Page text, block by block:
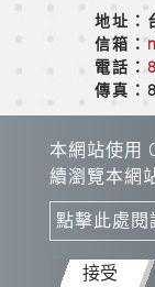
本網站使用
續瀏覽本網
點擊此處閱
接受
地址：
信箱：
電話：
傳真
Copyright ©